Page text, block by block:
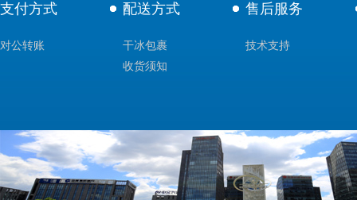
支付方式
对公转账
配送方式
干冰包裹
收货须知
售后服务
技术支持